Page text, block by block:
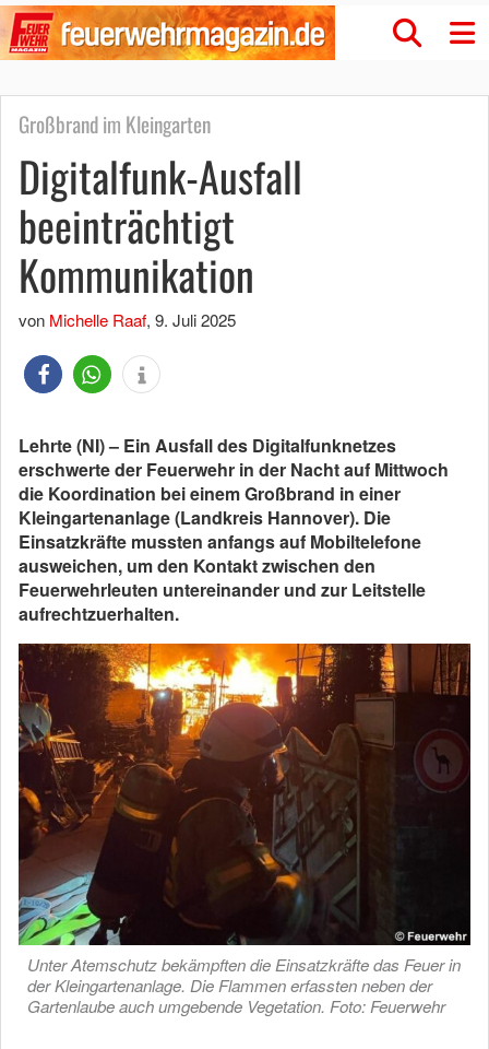
Großbrand im Kleingarten
Digitalfunk-Ausfall
beeinträchtigt
Kommunikation
von Michelle Raaf, 9. Juli 2025
Lehrte (NI) – Ein Ausfall des Digitalfunknetzes
erschwerte der Feuerwehr in der Nacht auf Mittwoch
die Koordination bei einem Großbrand in einer
Kleingartenanlage (Landkreis Hannover). Die
Einsatzkräfte mussten anfangs auf Mobiltelefone
ausweichen, um den Kontakt zwischen den
Feuerwehrleuten untereinander und zur Leitstelle
aufrechtzuerhalten.
Unter Atemschutz bekämpften die Einsatzkräfte das Feuer in
der Kleingartenanlage. Die Flammen erfassten neben der
Gartenlaube auch umgebende Vegetation. Foto: Feuerwehr